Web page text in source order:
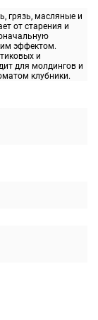
грязь, масляные и
от старения и
эффектом.
и
для молдингов и
клубники.